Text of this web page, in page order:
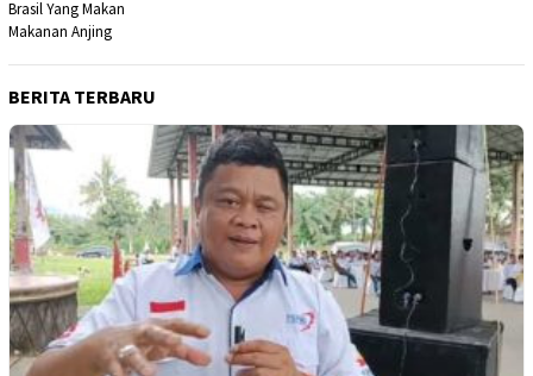
BERITA TERBARU